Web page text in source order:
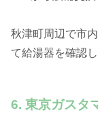
秋津町周辺で市
て給湯器を確認
6. 東京ガスタ